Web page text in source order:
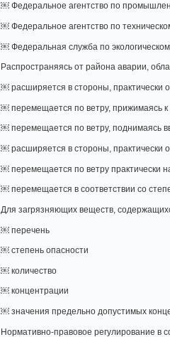
￼ Федеральное агентство по
￼ Федеральное агентство по
￼ Федеральная служба по
Распространяясь от района аварии,
￼ расширяется в стороны, практически
￼ перемещается по ветру, прижимаясь к
￼ перемещается по ветру, поднимаясь
￼ расширяется в стороны, практически
￼ перемещается по ветру практически
￼ перемещается в соответствии со
Для загрязняющих веществ,
￼ перечень
￼ степень опасности
￼ количество
￼ концентрации
￼ значения предельно допустимых
Нормативно-правовое регулирование в